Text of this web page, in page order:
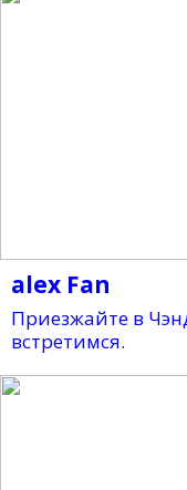
alex Fan
Приезжайте в
встретимся.